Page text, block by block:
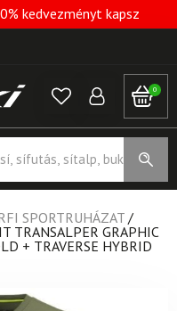
kedvezményt kapsz
0
SPORTRUHÁZAT /
TRANSALPER GRAPHIC
+ TRAVERSE HYBRID